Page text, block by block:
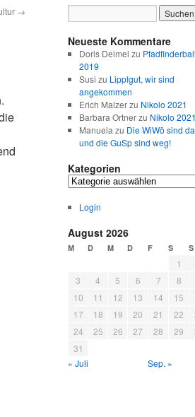
→
Neueste Kommentare
Doris Deimel zu Pfadfinderball
2019
Susi zu Lipplgut, wir sind
angekommen
Erich Malzerzu Nikolo 2021
Barbara Ortnerzu Nikolo 2021
Manuela zu Die WiWö sind
und die GuSp sind weg!
Kategorien
Kategorien
Login
August 2026
M D M D F S S
1
3
4 5 6 7 8
10
11 12 13 14 15
17
18 19 20 21 22
24
25 26 27 28 29
31
« Juli
Sep. »